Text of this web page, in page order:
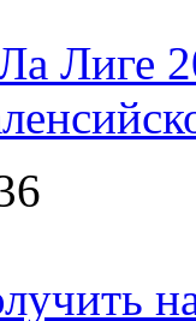
Лиге